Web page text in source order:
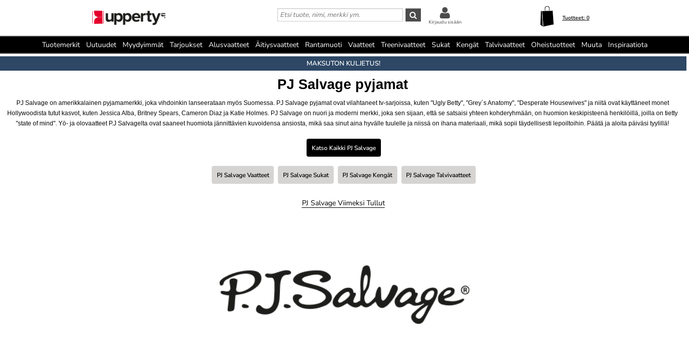
Tuotteet: 0
Kirjaudu sisään
Tuotemerkit Uutuudet Myydyimmät Tarjoukset Alusvaatteet Äitiysvaatteet Rantamuoti Vaatteet Treenivaatteet Sukat Kengät Talvivaatteet Oheistuotteet Muuta Inspiraatiota
MAKSUTON KULJETUS!
PJ Salvage pyjamat
PJ Salvage on amerikkalainen pyjamamerkki, joka vihdoinkin lanseerataan myös Suomessa. PJ Salvage pyjamat ovat vilahtaneet tv-sarjoissa, kuten "Ugly Betty", "Grey´s Anatomy", "Desperate Housewives" ja niitä ovat käyttäneet monet
Hollywoodista tutut kasvot, kuten Jessica Alba, Britney Spears, Cameron Diaz ja Katie Holmes. PJ Salvage on nuori ja moderni merkki, joka sen sijaan, että se satsaisi yhteen kohderyhmään, on huomion keskipisteenä henkilöillä, joilla on tietty
"state of mind". Yö- ja olovaatteet P.J Salvagelta ovat saaneet huomiota jännittävien kuvoidensa ansiosta, mikä saa sinut aina hyvälle tuulelle ja niissä on ihana materiaali, mikä sopii täydellisesti lepoiltoihin. Päätä ja aloita päiväsi tyylillä!
Katso Kaikki PJ Salvage
PJ Salvage Vaatteet PJ Salvage Sukat PJ Salvage Kengät PJ Salvage Talvivaatteet
PJ Salvage Viimeksi Tullut